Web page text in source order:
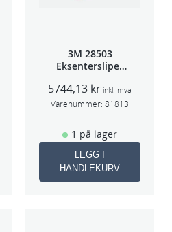
3M 28503
Eksentersliper
5mm slag
75mm
5744,13 kr inkl. mva
Varenummer: 81813
1 på lager
LEGG I
HANDLEKURV